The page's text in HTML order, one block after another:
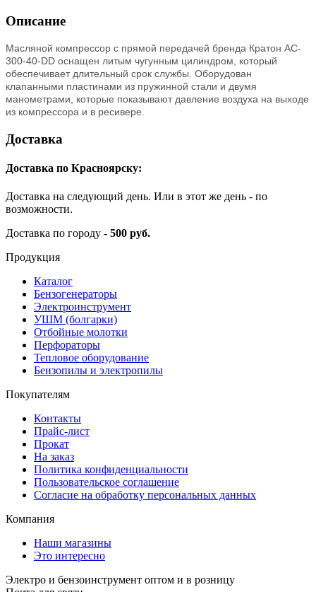
Описание
Масляной компрессор с прямой передачей бренда Кратон AC-
300-40-DD оснащен литым чугунным цилиндром, который
обеспечивает длительный срок службы. Оборудован
клапанными пластинами из пружинной стали и двумя
манометрами, которые показывают давление воздуха на выходе
из компрессора и в ресивере.
Доставка
Доставка по Красноярску:
Доставка на следующий день. Или в этот же день - по
возможности.
Доставка по городу - 500 руб.
Продукция
Каталог
Бензогенераторы
Электроинструмент
УШМ (болгарки)
Отбойные молотки
Перфораторы
Тепловое оборудование
Бензопилы и электропилы
Покупателям
Контакты
Прайс-лист
Прокат
На заказ
Политика конфиденциальности
Пользовательское соглашение
Согласие на обработку персональных данных
Компания
Наши магазины
Это интересно
Электро и бензоинструмент оптом и в розницу